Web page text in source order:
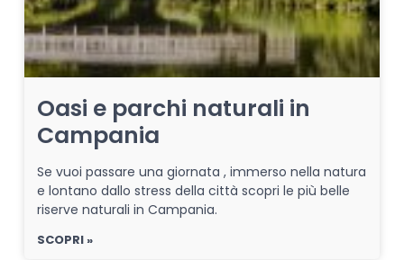
Oasi e parchi naturali in
Campania
Se vuoi passare una giornata , immerso nella natura
e lontano dallo stress della città scopri le più belle
riserve naturali in Campania.
SCOPRI »